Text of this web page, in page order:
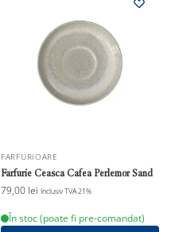
FARFURIOARE
Farfurie Ceasca Cafea Perlemor Sand
79,00 lei Inclusiv TVA 21%
În stoc (poate fi pre-comandat)